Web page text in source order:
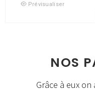
Prévisualiser
NOS
Grâce à eux